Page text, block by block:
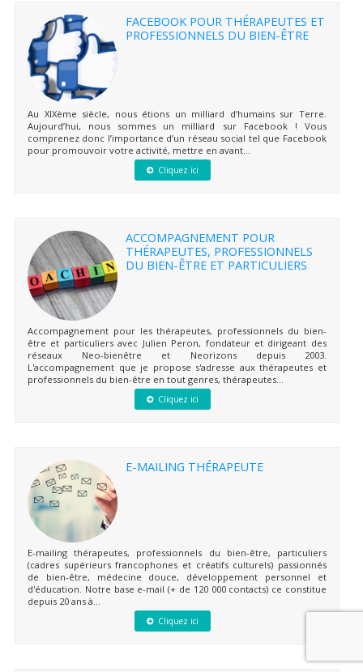
FACEBOOK POUR THÉRAPEUTES ET
PROFESSIONNELS DU BIEN-ÊTRE
Au XIXème siècle, nous étions un milliard d’humains sur Terre.
Aujourd’hui, nous sommes un milliard sur Facebook ! Vous
comprenez donc l’importance d’un réseau social tel que Facebook
pour promouvoir votre activité, mettre en avant...
Cliquez ici
ACCOMPAGNEMENT POUR
THÉRAPEUTES, PROFESSIONNELS
DU BIEN-ÊTRE ET PARTICULIERS
Accompagnement pour les thérapeutes, professionnels du bien-
être et particuliers avec Julien Peron, fondateur et dirigeant des
réseaux Neo-bienêtre et Neorizons depuis 2003.
L'accompagnement que je propose s'adresse aux thérapeutes et
professionnels du bien-être en tout genres, thérapeutes...
Cliquez ici
E-MAILING THÉRAPEUTE
E-mailing thérapeutes, professionnels du bien-être, particuliers
(cadres supérieurs francophones et créatifs culturels) passionnés
de bien-être, médecine douce, développement personnel et
d'éducation. Notre base e-mail (+ de 120 000 contacts) ce constitue
depuis 20 ans à...
Cliquez ici